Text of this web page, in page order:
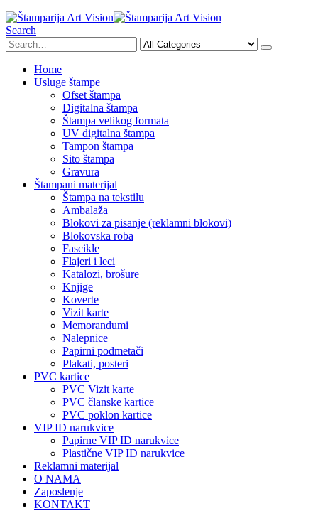
Search
Home
Usluge štampe
Ofset štampa
Digitalna štampa
Štampa velikog formata
UV digitalna štampa
Tampon štampa
Sito štampa
Gravura
Štampani materijal
Štampa na tekstilu
Ambalaža
Blokovi za pisanje (reklamni blokovi)
Blokovska roba
Fascikle
Flajeri i leci
Katalozi, brošure
Knjige
Koverte
Vizit karte
Memorandumi
Nalepnice
Papirni podmetači
Plakati, posteri
PVC kartice
PVC Vizit karte
PVC članske kartice
PVC poklon kartice
VIP ID narukvice
Papirne VIP ID narukvice
Plastične VIP ID narukvice
Reklamni materijal
O NAMA
Zaposlenje
KONTAKT